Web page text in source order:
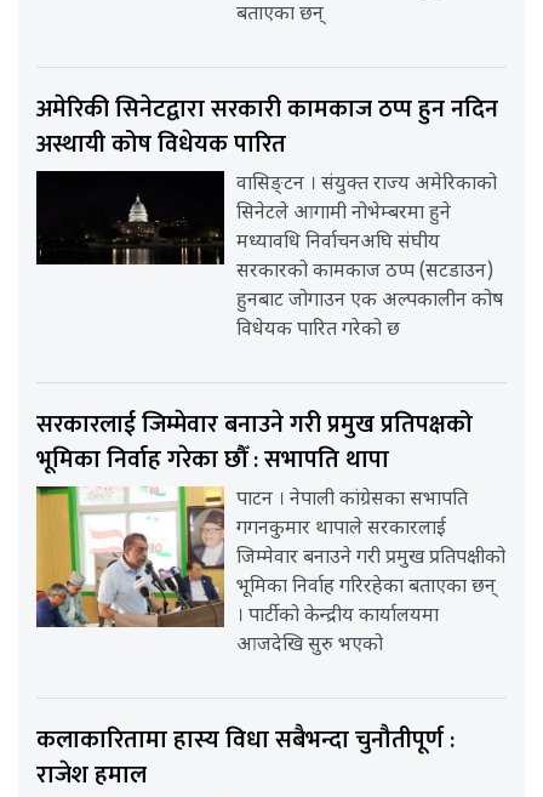
बताएका छन्
अमेरिकी सिनेटद्वारा सरकारी कामकाज ठप्प हुन नदिन
अस्थायी कोष विधेयक पारित
वासिङ्टन । संयुक्त राज्य अमेरिकाको
सिनेटले आगामी नोभेम्बरमा हुने
मध्यावधि निर्वाचनअघि संघीय
सरकारको कामकाज ठप्प (सटडाउन)
हुनबाट जोगाउन एक अल्पकालीन कोष
विधेयक पारित गरेको छ
सरकारलाई जिम्मेवार बनाउने गरी प्रमुख प्रतिपक्षको
भूमिका निर्वाह गरेका छौँ : सभापति थापा
पाटन । नेपाली कांग्रेसका सभापति
गगनकुमार थापाले सरकारलाई
जिम्मेवार बनाउने गरी प्रमुख प्रतिपक्षीको
भूमिका निर्वाह गरिरहेका बताएका छन्
। पार्टीको केन्द्रीय कार्यालयमा
आजदेखि सुरु भएको
कलाकारितामा हास्य विधा सबैभन्दा चुनौतीपूर्ण :
राजेश हमाल